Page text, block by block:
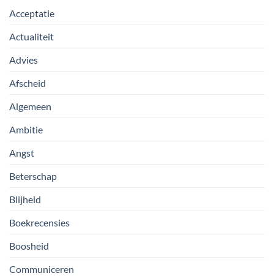
Acceptatie
Actualiteit
Advies
Afscheid
Algemeen
Ambitie
Angst
Beterschap
Blijheid
Boekrecensies
Boosheid
Communiceren